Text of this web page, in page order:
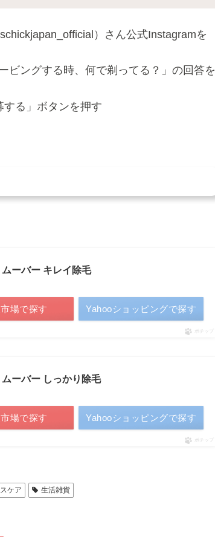
）さん公式Instagramを
ビングする時、何で剃ってる？」の回答を
る」ボタンを押す
ーバー キレイ除毛
場で探す Yahooショッピングで探す
ポチップ
ーバー しっかり除毛
場で探す Yahooショッピングで探す
ポチップ
ケア 生活雑貨